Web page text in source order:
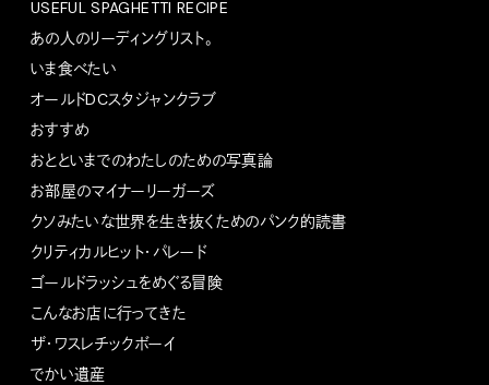
USEFUL SPAGHETTI RECIPE
あの人のリーディングリスト。
いま食べたい
オールドDCスタジャンクラブ
おすすめ
おとといまでのわたしのための写真論
お部屋のマイナーリーガーズ
クソみたいな世界を生き抜くためのパンク的読書
クリティカルヒット・パレード
ゴールドラッシュをめぐる冒険
こんなお店に行ってきた
ザ・ワスレチックボーイ
でかい遺産